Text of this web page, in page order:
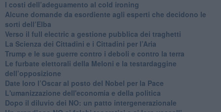
​I costi dell’adeguamento al cold ironing
Alcune domande da esordiente agli esperti che decidono le
sorti dell’Elba
Verso il full electric a gestione pubblica dei traghetti​
​La Scienza dei Cittadini e i Cittadini per l’Aria
Trump e le sue guerre contro i deboli e contro la terra
​Le furbate elettorali della Meloni e la testardaggine
dell’opposizione
​Date loro l’Oscar al posto del Nobel per la Pace
L'umanizzazione dell'economia e della politica
​Dopo il diluvio dei NO: un patto intergenerazionale